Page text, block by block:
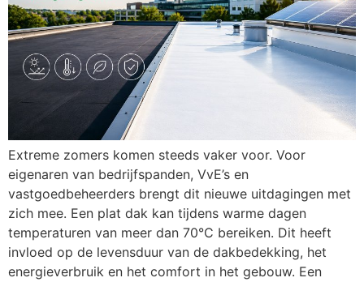
Extreme zomers komen steeds vaker voor. Voor
eigenaren van bedrijfspanden, VvE’s en
vastgoedbeheerders brengt dit nieuwe uitdagingen met
zich mee. Een plat dak kan tijdens warme dagen
temperaturen van meer dan 70°C bereiken. Dit heeft
invloed op de levensduur van de dakbedekking, het
energieverbruik en het comfort in het gebouw. Een